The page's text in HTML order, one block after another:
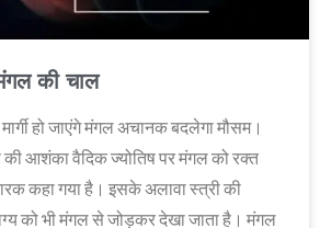
की चाल
हो जाएंगे मंगल अचानक बदलेगा मौसम।
आशंका वैदिक ज्योतिष पर मंगल को रक्त
कहा गया है। इसके अलावा स्त्री की
को भी मंगल से जोड़कर देखा जाता है। मंगल